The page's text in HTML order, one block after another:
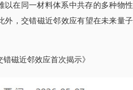
以在同一材料体系中共存的多种物
外，交错磁近邻效应有望在未来量
磁近邻效应首次揭示》